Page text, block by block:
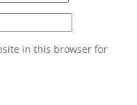
in this browser for